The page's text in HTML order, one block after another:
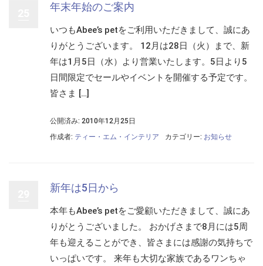
年末年始のご案内
いつもAbee’s petをご利用いただきまして、誠にあ
りがとうございます。 12月は28日（火）まで、新
年は1月5日（水）より営業いたします。5日より5
日間限定でセールやイベントを開催する予定です。
皆さま […]
公開済み: 2010年12月25日
作成者: ティー・エム・インテリア カテゴリー: お知らせ
新年は5日から
本年もAbee’s petをご愛顧いただきまして、誠にあ
りがとうございました。 おかげさまで8月には5周
年も迎えることができ、皆さまには感謝の気持ちで
いっぱいです。 来年も大切な家族であるワンちゃ